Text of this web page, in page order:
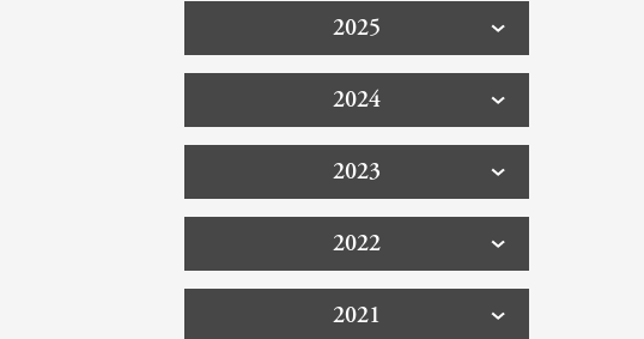
2025
2024
2023
2022
2021